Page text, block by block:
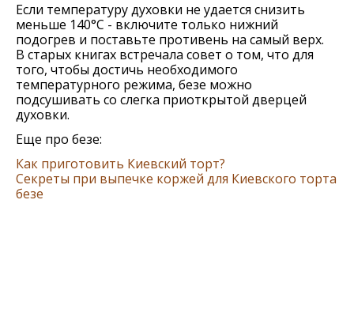
Если температуру духовки не удается снизить
меньше 140°С - включите только нижний
подогрев и поставьте противень на самый верх.
В старых книгах встречала совет о том, что для
того, чтобы достичь необходимого
температурного режима, безе можно
подсушивать со слегка приоткрытой дверцей
духовки.
Еще про безе:
Как приготовить Киевский торт?
Cекреты при выпечке коржей для Киевского торта
безе